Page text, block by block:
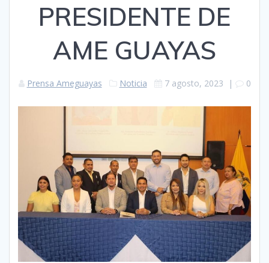
PRESIDENTE DE
AME GUAYAS
Prensa Ameguayas Noticia 7 agosto, 2023 | 0